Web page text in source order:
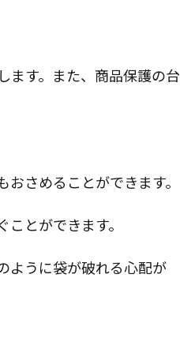
ます。また、商品保護の台
さめることができます。
とができます。
ように袋が破れる心配が